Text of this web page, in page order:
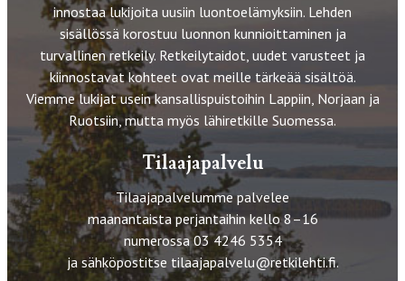
innostaa lukijoita uusiin luontoelämyksiin. Lehden
sisällössä korostuu luonnon kunnioittaminen ja
turvallinen retkeily. Retkeilytaidot, uudet varusteet ja
kiinnostavat kohteet ovat meille tärkeää sisältöä.
Viemme lukijat usein kansallispuistoihin Lappiin, Norjaan ja
Ruotsiin, mutta myös lähiretkille Suomessa.
Tilaajapalvelu
Tilaajapalvelumme palvelee
maanantaista perjantaihin kello 8–16
numerossa 03 4246 5354
ja sähköpostitse tilaajapalvelu@retkilehti.fi.